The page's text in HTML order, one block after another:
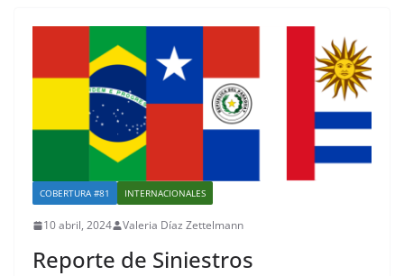
COBERTURA #81 INTERNACIONALES
10 abril, 2024 Valeria Díaz Zettelmann
Reporte de Siniestros